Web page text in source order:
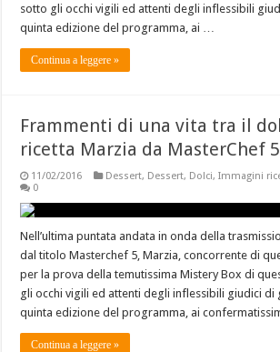
sotto gli occhi vigili ed attenti degli inflessibili
quinta edizione del programma, ai …
Continua a leggere »
Frammenti di una vita tra il
ricetta Marzia da MasterChef 5
11/02/2016 Dessert, Dessert, Dolci,Immagini
0
Nell’ultima puntata andata in onda della
dal titolo Masterchef 5, Marzia, concorrente di
per la prova della temutissima Mistery Box di
gli occhi vigili ed attenti degli inflessibili giudici di
quinta edizione del programma, ai
Continua a leggere »